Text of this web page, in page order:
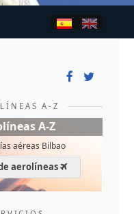
A-Z
A-Z
aéreas Bilbao
aerolíneas